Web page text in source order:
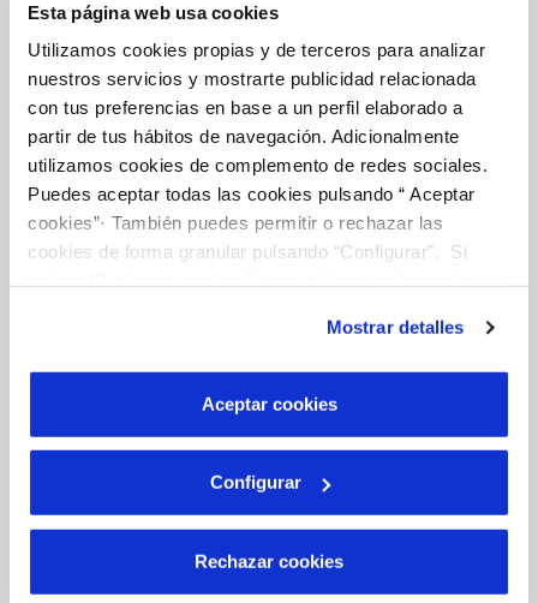
Esta página web usa cookies
Utilizamos cookies propias y de terceros para analizar
nuestros servicios y mostrarte publicidad relacionada
con tus preferencias en base a un perfil elaborado a
partir de tus hábitos de navegación. Adicionalmente
utilizamos cookies de complemento de redes sociales.
Puedes aceptar todas las cookies pulsando “ Aceptar
cookies”· También puedes permitir o rechazar las
cookies de forma granular pulsando “Configurar”. Si
son indispensables para que el sitio web funcione y que
por tanto no se pueden desactivar. Puedes consultar
más información en nuestraPolítica de Cookies
Mostrar detalles
Aceptar cookies
Configurar
Rechazar cookies
La Teva Aigua
EL NOSTRE PAPER EN EL CICLE URBÀ
QUALITAT
ACTUACIONS A LA XARXA
Coneix-nos